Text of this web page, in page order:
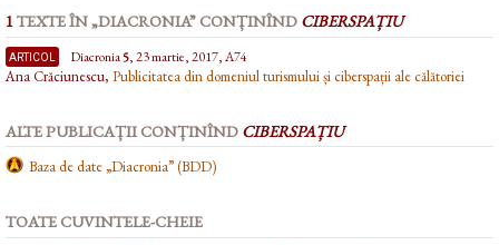
1TEXTE ÎN „DIACRONIA” CONȚINÎND CIBERSPAȚIU
articol Diacronia5, 23 martie, 2017, A74
Ana Crăciunescu, Publicitatea din domeniul turismului și ciberspații ale călătoriei
ALTE PUBLICAȚII CONȚINÎND CIBERSPAȚIU
Baza de date „Diacronia” (BDD)
TOATE CUVINTELE-CHEIE